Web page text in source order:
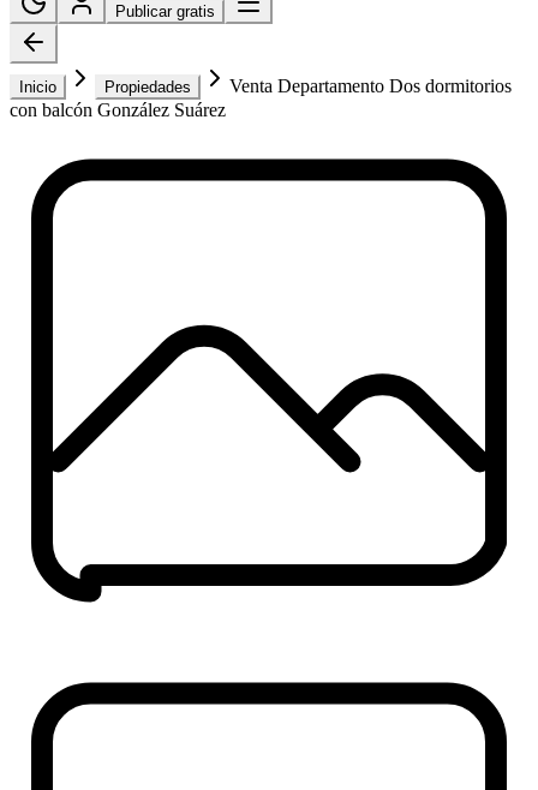
Publicar gratis
Inicio Propiedades
Venta Departamento Dos dormitorios
con balcón González Suárez